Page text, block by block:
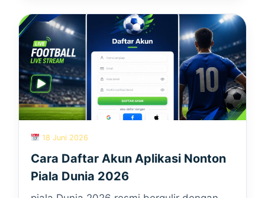
18 Juni 2026
Cara Daftar Akun Aplikasi Nonton
Piala Dunia 2026